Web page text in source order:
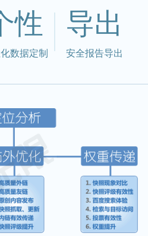
性
数据定制
导出
安全报告导出